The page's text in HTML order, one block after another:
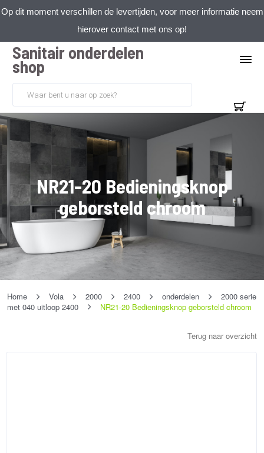
Op dit moment verschillen de levertijden, voor meer informatie neem
hierover contact met ons op!
Sanitair onderdelen
shop
NR21-20 Bedieningsknop
geborsteld chroom
Home Vola 2000 2400 onderdelen
2000 serie
met 040 uitloop 2400
NR21-20 Bedieningsknop geborsteld chroom
Terug naar overzicht